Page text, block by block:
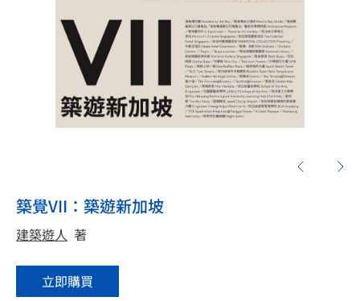
築覺VII：築遊新加坡
建築遊人 著
立即購買